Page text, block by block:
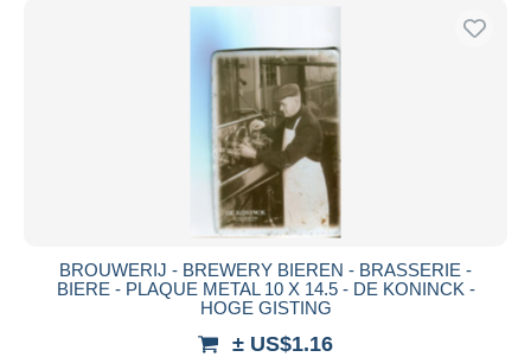
BROUWERIJ - BREWERY BIEREN - BRASSERIE -
BIERE - PLAQUE METAL 10 X 14.5 - DE KONINCK -
HOGE GISTING
± US$1.16